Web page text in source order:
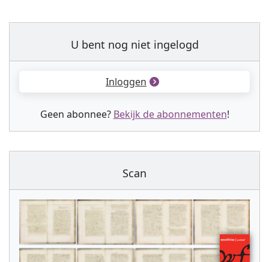
U bent nog niet ingelogd
Inloggen
Geen abonnee? Bekijk de abonnementen!
Scan